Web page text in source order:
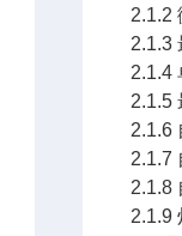
2.1.2
2.1.3
2.1.4
2.1.5
2.1.6
2.1.7
2.1.8
2.1.9